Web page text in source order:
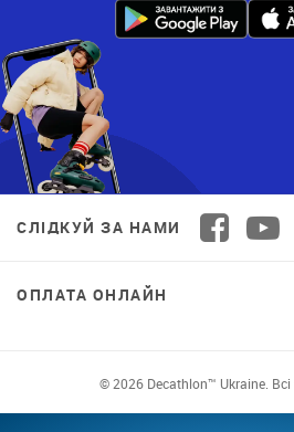
СЛІДКУЙ ЗА НАМИ
ОПЛАТА ОНЛАЙН
© 2026 Decathlon™ Ukraine. Всі